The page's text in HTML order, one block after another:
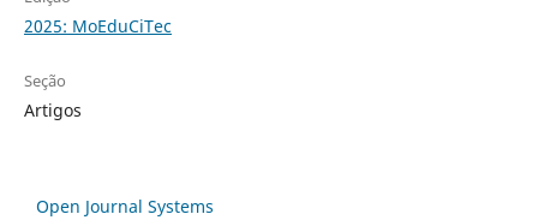
2025: MoEduCiTec
Seção
Artigos
Open Journal Systems